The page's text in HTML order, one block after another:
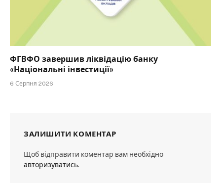
ФГВФО завершив ліквідацію банку
«Національні інвестиції»
6 Серпня 2026
ЗАЛИШИТИ КОМЕНТАР
Щоб відправити коментар вам необхідно
авторизуватись.